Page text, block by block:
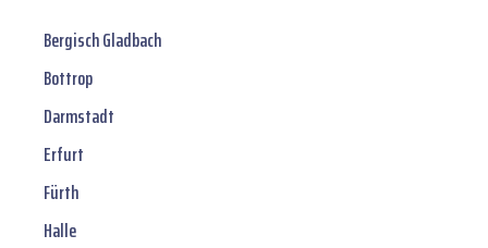
Bergisch Gladbach
Bottrop
Darmstadt
Erfurt
Fürth
Halle